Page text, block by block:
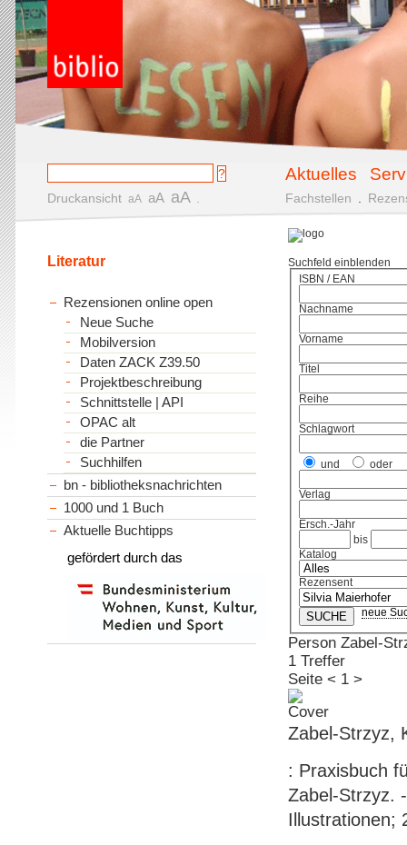
Aktuelles
Druckansicht aA aA aA Fachstellen
Suchfeld einblenden
ISBN / EAN
Nachname
Vorname
Titel
Reihe
Schlagwort
und oder
Verlag
Ersch.-Jahr
bis
Katalog
Rezensent
neue
Person Zabel-
1 Treffer
Seite < 1 >
Zabel-Strzyz,
: Praxisbuch
Zabel-Strzyz.
Illustrationen;
Literatur
Rezensionen online open
Neue Suche
Mobilversion
Daten ZACK Z39.50
Projektbeschreibung
Schnittstelle | API
OPAC alt
die Partner
Suchhilfen
bn - bibliotheksnachrichten
1000 und 1 Buch
Aktuelle Buchtipps
gefördert durch das